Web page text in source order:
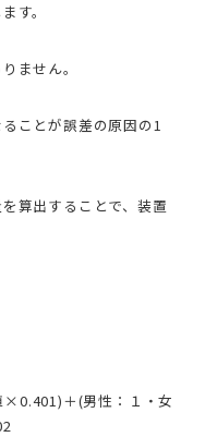
す。
ません。
ことが誤差の原因の1
算出することで、装置
＋(男性：１・女